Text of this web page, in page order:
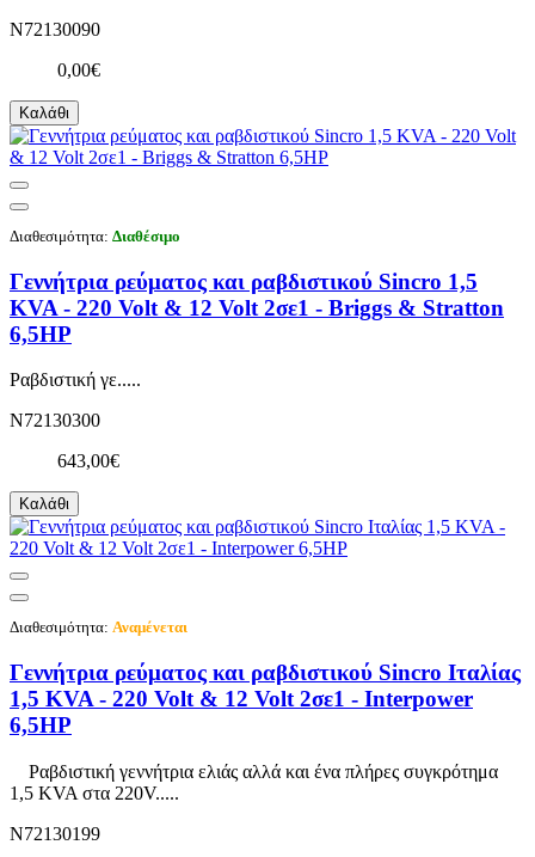
N72130090
0,00€
Καλάθι
Διαθεσιμότητα: Διαθέσιμο
Γεννήτρια ρεύματος και ραβδιστικού Sincro 1,5
KVA - 220 Volt & 12 Volt 2σε1 - Briggs & Stratton
6,5HP
Ραβδιστική γε.....
N72130300
643,00€
Καλάθι
Διαθεσιμότητα: Αναμένεται
Γεννήτρια ρεύματος και ραβδιστικού Sincro Ιταλίας
1,5 KVA - 220 Volt & 12 Volt 2σε1 - Interpower
6,5HP
Ραβδιστική γεννήτρια ελιάς αλλά και ένα πλήρες συγκρότημα
1,5 KVA στα 220V.....
N72130199